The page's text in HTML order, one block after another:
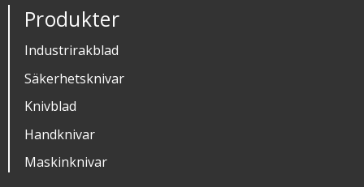
Produkter
Industrirakblad
Säkerhetsknivar
Knivblad
Handknivar
Maskinknivar